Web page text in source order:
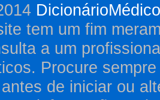
tem um fim
a um
Procure
de iniciar ou